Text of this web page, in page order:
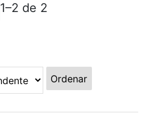
1–2 de 2
Ordenar